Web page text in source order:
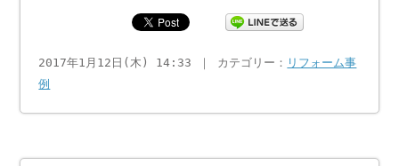
2017年1月12日(木) 14:33 ｜ カテゴリー： リフォーム事
例